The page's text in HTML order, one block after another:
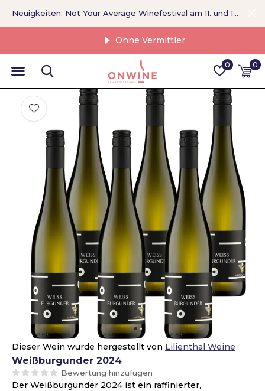
0 0
Ohne Vermittler
Neuigkeiten: Not Your Average Winefestival am 11. und 12. September >
Dieser Wein wurde hergestellt von Lilienthal Weine
Weißburgunder 2024
Bewertung hinzufügen
Der Weißburgunder 2024 ist ein raffinierter,